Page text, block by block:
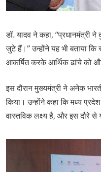
डॉ. यादव ने कहा, “प्रधानमंत्री
जुटे हैं।” उन्होंने यह भी बताया
आकर्षित करके आर्थिक ढांचे को
इस दौरान मुख्यमंत्री ने अनेक
किया। उन्होंने कहा कि मध्य
वास्तविक लक्ष्य है, और इस दौरे